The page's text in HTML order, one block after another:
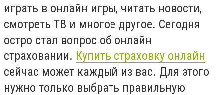
играть в онлайн игры, читать новости,
смотреть ТВ и многое другое. Сегодня
остро стал вопрос об онлайн
страховании. Купить страховку онлайн
сейчас может каждый из вас. Для этого
нужно только выбрать правильную